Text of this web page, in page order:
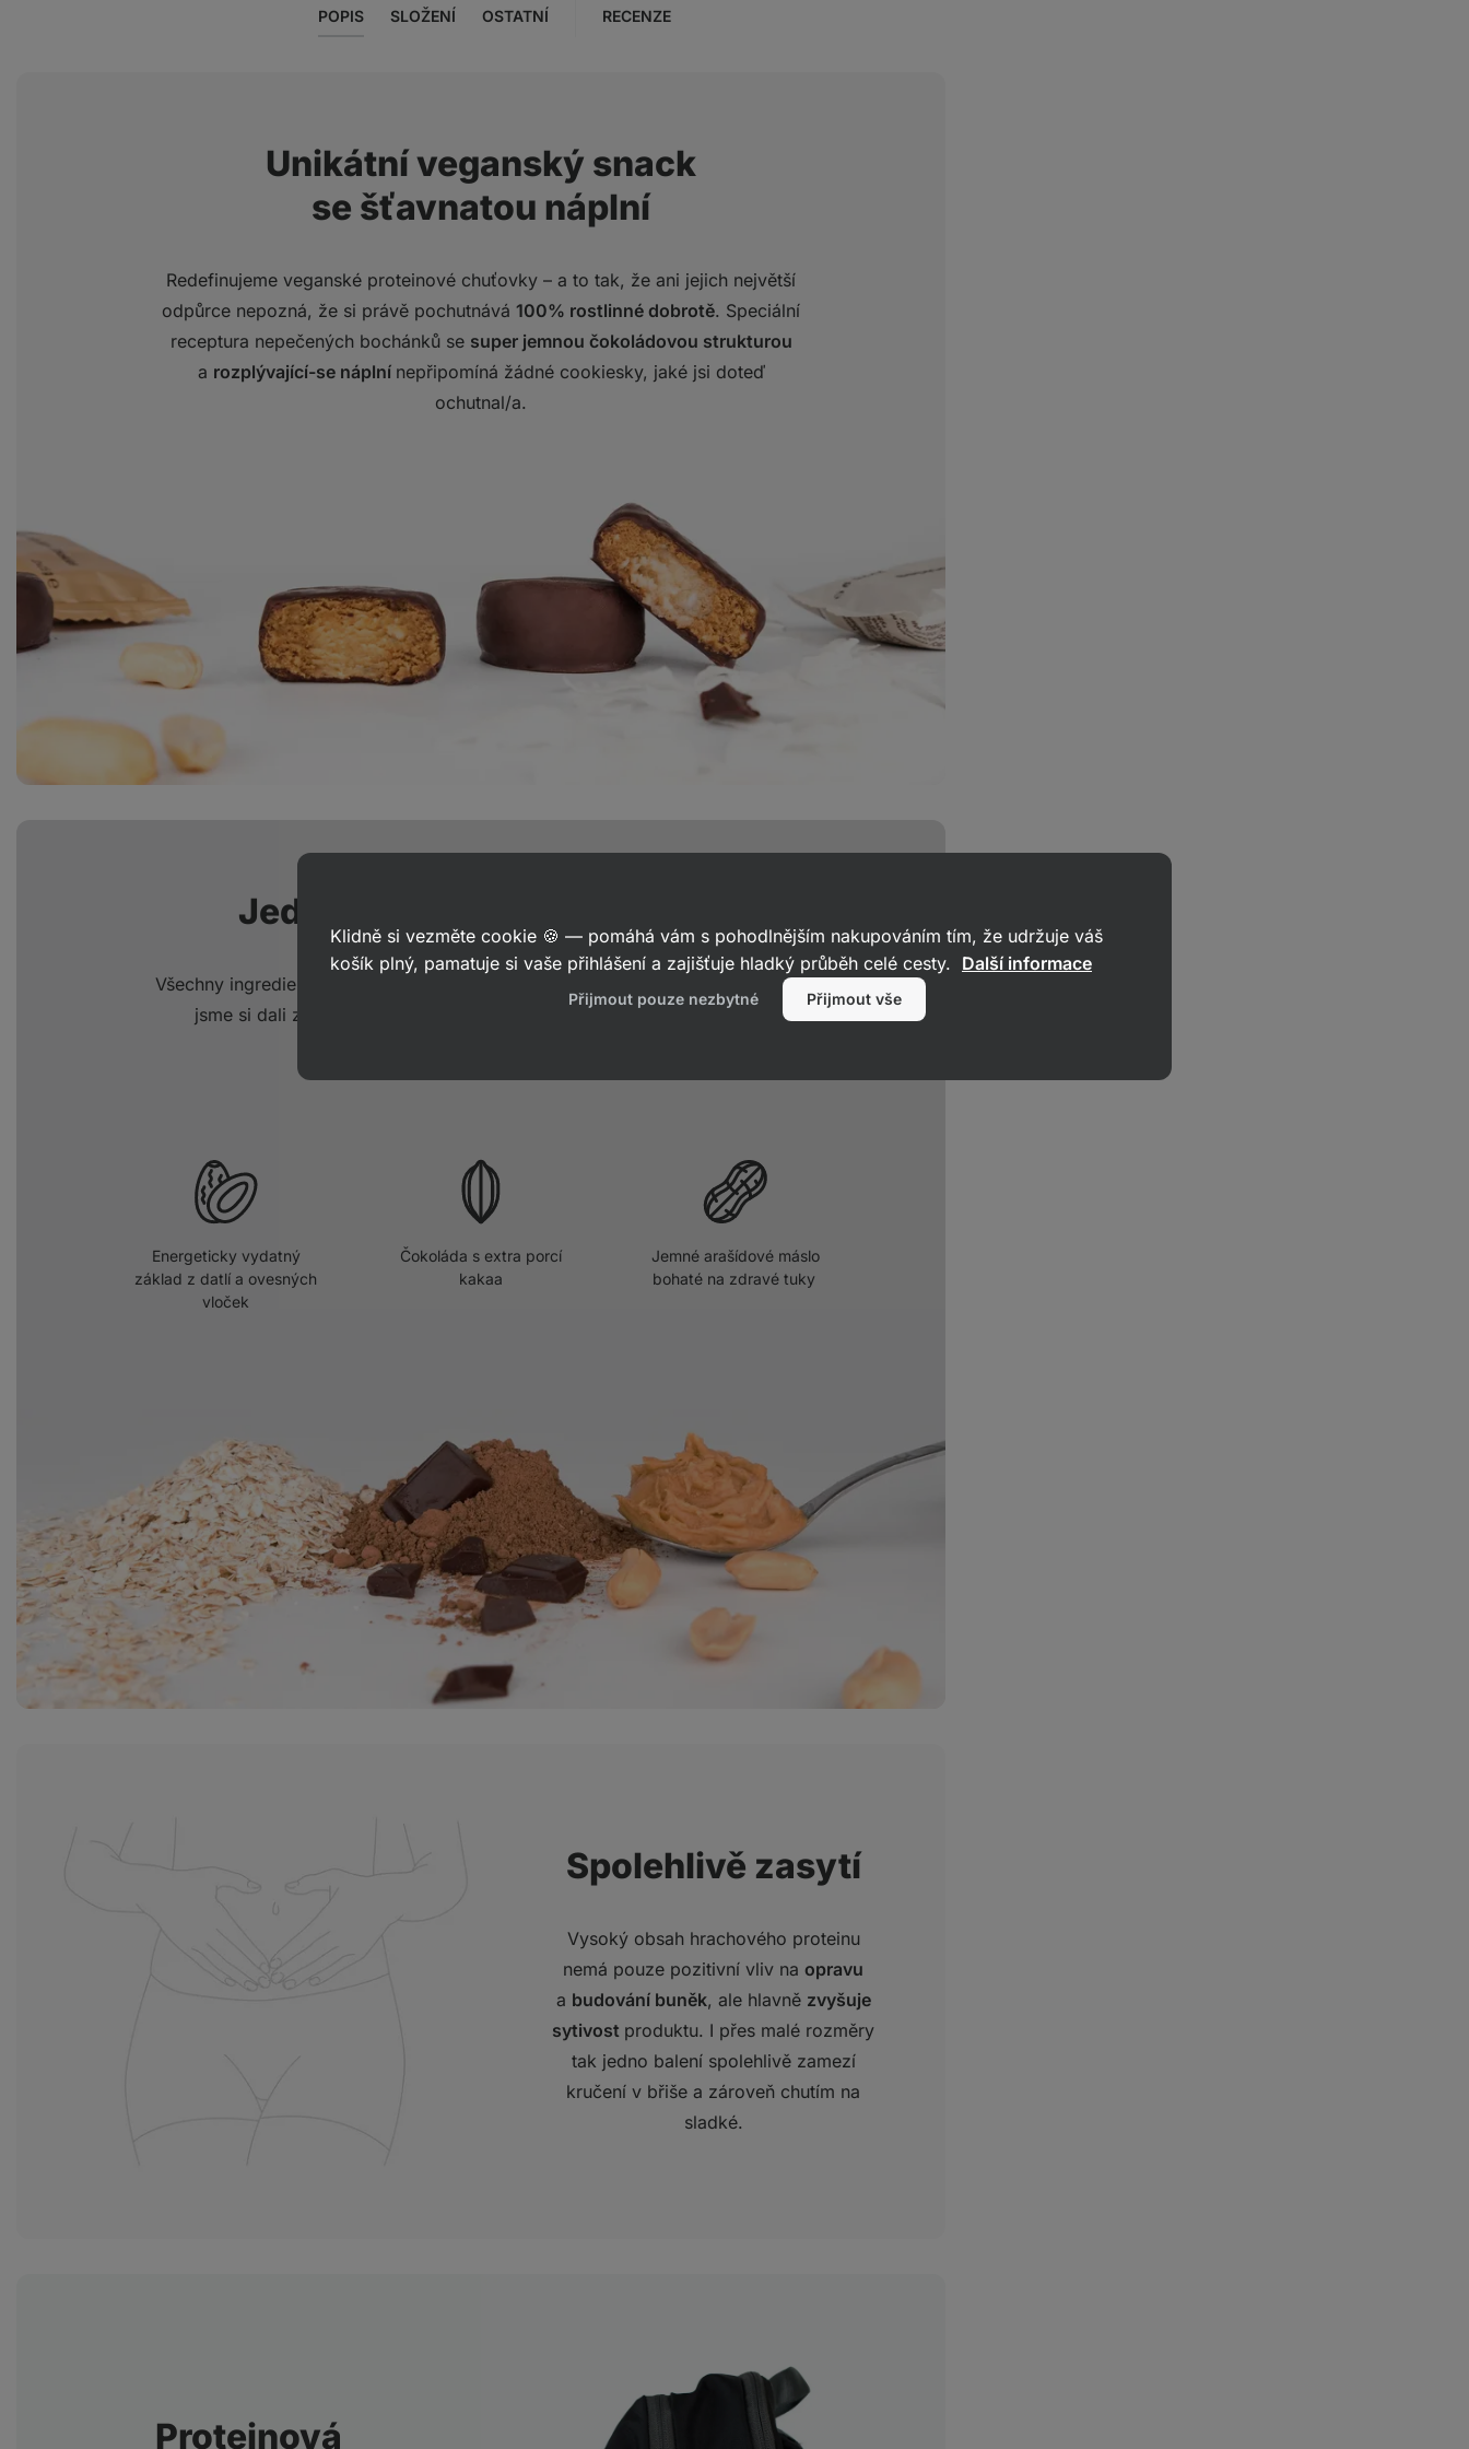
POPIS SLOŽENÍ OSTATNÍ RECENZE
Unikátní veganský snack
se šťavnatou náplní
Redefinujeme veganské proteinové chuťovky – a to tak, že ani jejich největší
odpůrce nepozná, že si právě pochutnává 100% rostlinné dobrotě. Speciální
receptura nepečených bochánků se super jemnou čokoládovou strukturou
a rozplývající-se náplní nepřipomíná žádné cookiesky, jaké jsi doteď
ochutnal/a.
Jednoduché
Všechny ingredience máme z
. Taky
jsme si dali záležet, aby sis pochutnal/a na GMO free pochoutce,
Energeticky vydatný
základ z datlí a ovesných
vloček
Čokoláda s extra porcí
kakaa
Jemné arašídové máslo
bohaté na zdravé tuky
Spolehlivě zasytí
Vysoký obsah hrachového proteinu
nemá pouze pozitivní vliv na opravu
a budování buněk, ale hlavně zvyšuje
sytivost produktu. I přes malé rozměry
tak jedno balení spolehlivě zamezí
kručení v břiše a zároveň chutím na
sladké.
Proteinová
Klidně si vezměte cookie 🍪 — pomáhá vám s pohodlnějším nakupováním tím, že udržuje váš
košík plný, pamatuje si vaše přihlášení a zajišťuje hladký průběh celé cesty. Další informace
Přijmout pouze nezbytné Přijmout vše